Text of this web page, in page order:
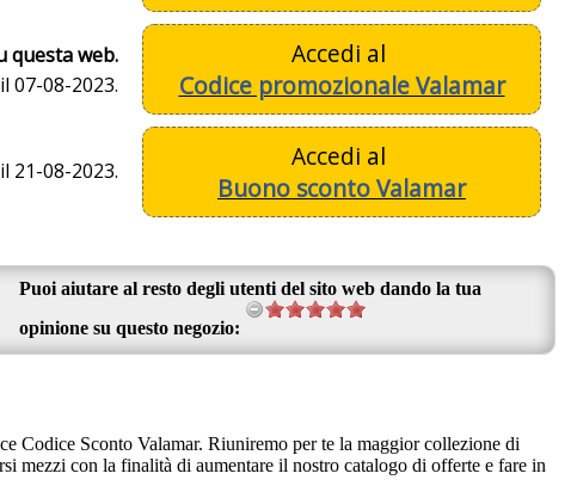
questa web.
07-08-2023.
Accedi al
Codice promozionale Valamar
21-08-2023.
Accedi al
Buono sconto Valamar
Puoi aiutare al resto degli utenti del sito web dando la tua
opinione su questo negozio:
Codice Sconto Valamar. Riuniremo per te la maggior collezione di
mezzi con la finalità di aumentare il nostro catalogo di offerte e fare in